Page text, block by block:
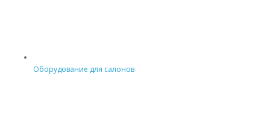
Оборудование для салонов